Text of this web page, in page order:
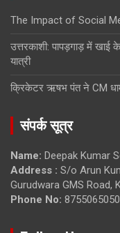
The Impact of Social
उत्तरकाशी: पापड़गाड़ में
यात्री
क्रिकेटर ऋषभ पंत ने CM
संपर्क सूत्र
Name: Deepak Kumar
Address : S/o Arun
Gurudwara GMS Road,
Phone No: 8755065050